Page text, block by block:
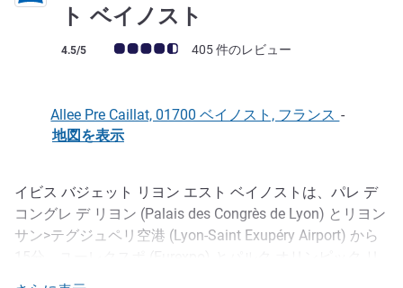
ト ベイノスト
お客さまの声 (確認済みレビュー アコーホテルズ)
4.5/5 405 件のレビュー
Allee Pre Caillat, 01700 ベイノスト, フランス -
地図を表示
説明
イビス バジェット リヨン エスト ベイノストは、パレ デ
コングレ デ リヨン (Palais des Congrès de Lyon) とリヨン
サン>テグジュペリ空港 (Lyon-Saint Exupéry Airport) から
ヨン (グルパマ スタジアム) からは20分の距離で、A42高